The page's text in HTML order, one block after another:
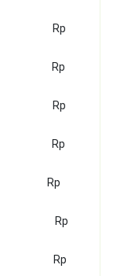
Rp
Rp
Rp
Rp
Rp
Rp
Rp